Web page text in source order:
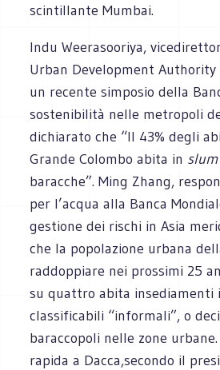
scintillante Mumbai.
Indu Weerasooriya,
Urban Development Authority
un recente simposio della
sostenibilità nelle metropoli
dichiarato che “Il 43% degli
Grande Colombo abita in
baracche”. Ming Zhang,
per l’acqua alla Banca
gestione dei rischi in Asia
che la popolazione urbana
raddoppiare nei prossimi 25
su quattro abita insediamenti
classificabili “informali”, o
baraccopoli nelle zone
rapida a Dacca,secondo il